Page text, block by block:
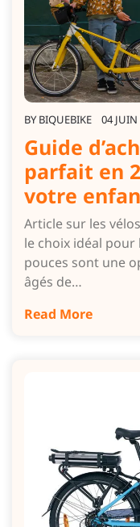
BY BIQUEBIKE 04
Guide
parfait en
votre
Article sur les
le choix idéal pour
pouces sont une
âgés de…
Read More